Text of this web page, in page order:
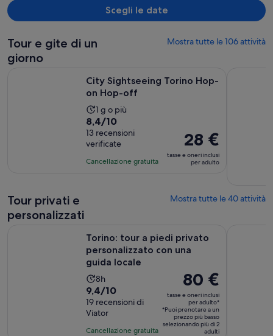
Scegli le date
Tour e gite di un
giorno
Mostra tutte le 106 attività
City Sightseeing Torino Hop-
on Hop-off
L’attività
dura
Un
giorno
1 g o più
Valutazione
di
8.4
su
recensioni
8,4/10
13 recensioni
verificate
Cancellazione gratuita
Il
prezzo
è
adulto
28 €
tasse e oneri inclusi
per adulto
Tour privati e
personalizzati
Mostra tutte le 40 attività
Torino: tour a piedi privato
personalizzato con una
guida locale
L’attività
dura
8
ore
8h
Valutazione
di
9.4
su
9,4/10
19 recensioni di
Viator
Cancellazione gratuita
Il
prezzo
è
80 €
per
80 €
tasse e oneri inclusi
per adulto*
*Puoi prenotare a un
prezzo più basso
selezionando più di 2
adulti